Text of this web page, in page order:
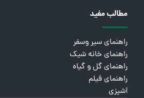
مطالب مفید
راهنمای سیر وسفر
راهنمای خانه شیک
راهنمای گل و گیاه
راهنمای فیلم
آشپزی